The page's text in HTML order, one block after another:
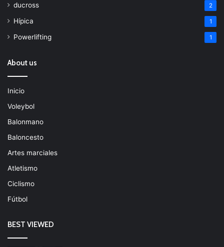
ducross 2
Hípica 1
Powerlifting 1
About us
Inicio
Voleybol
Balonmano
Baloncesto
Artes marciales
Atletismo
Ciclismo
Fútbol
BEST VIEWED